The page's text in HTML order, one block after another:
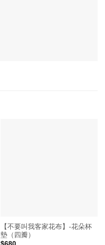
【不要叫我客家花布】-花朵杯
墊（四瓣）